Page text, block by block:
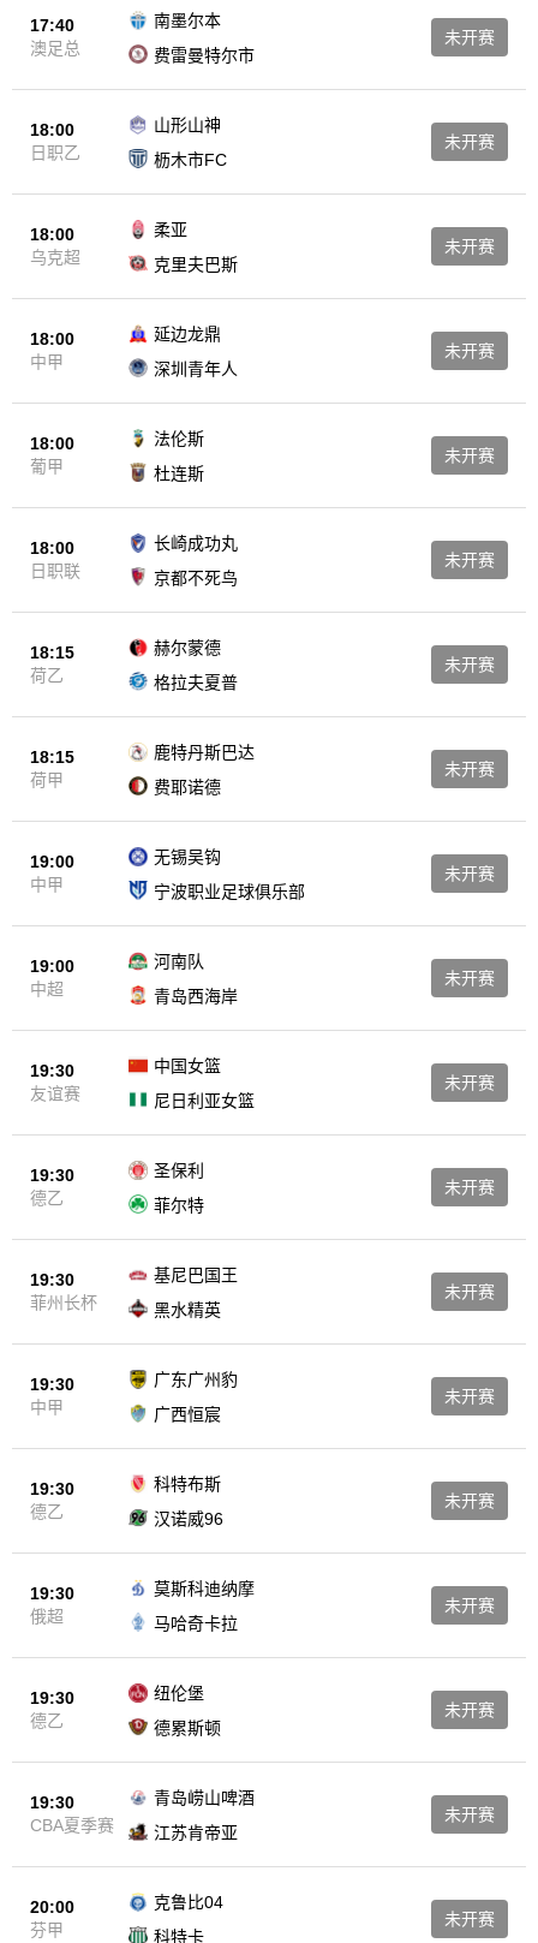
17:40
澳足总
南墨尔本
费雷曼特尔市
未开赛
18:00
日职乙
山形山神
枥木市FC
未开赛
18:00
乌克超
柔亚
克里夫巴斯
未开赛
18:00
中甲
延边龙鼎
深圳青年人
未开赛
18:00
葡甲
法伦斯
杜连斯
未开赛
18:00
日职联
长崎成功丸
京都不死鸟
未开赛
18:15
荷乙
赫尔蒙德
格拉夫夏普
未开赛
18:15
荷甲
鹿特丹斯巴达
费耶诺德
未开赛
19:00
中甲
无锡吴钩
宁波职业足球俱乐部
未开赛
19:00
中超
河南队
青岛西海岸
未开赛
19:30
友谊赛
中国女篮
尼日利亚女篮
未开赛
19:30
德乙
圣保利
菲尔特
未开赛
19:30
菲州长杯
基尼巴国王
黑水精英
未开赛
19:30
中甲
广东广州豹
广西恒宸
未开赛
19:30
德乙
科特布斯
汉诺威96
未开赛
19:30
俄超
莫斯科迪纳摩
马哈奇卡拉
未开赛
19:30
德乙
纽伦堡
德累斯顿
未开赛
19:30
CBA夏季赛
青岛崂山啤酒
江苏肯帝亚
未开赛
20:00
芬甲
克鲁比04
科特卡
未开赛